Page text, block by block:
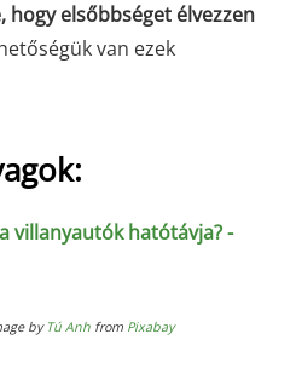
hogy elsőbbséget élvezzen
van ezek
villanyautók hatótávja? -
by Tú Anh from Pixabay